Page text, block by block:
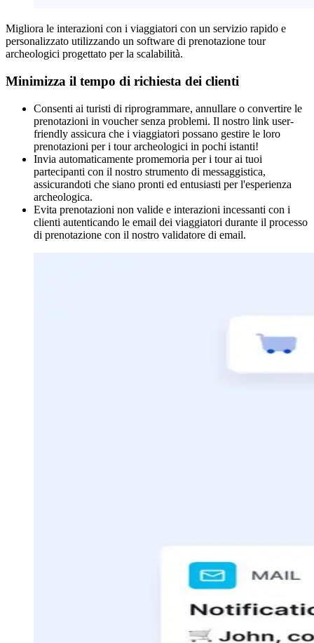
Migliora le interazioni con i viaggiatori con un servizio rapido e
personalizzato utilizzando un software di prenotazione tour
archeologici progettato per la scalabilità.
Minimizza il tempo di richiesta dei clienti
Consenti ai turisti di riprogrammare, annullare o convertire le
prenotazioni in voucher senza problemi. Il nostro link user-
friendly assicura che i viaggiatori possano gestire le loro
prenotazioni per i tour archeologici in pochi istanti!
Invia automaticamente promemoria per i tour ai tuoi
partecipanti con il nostro strumento di messaggistica,
assicurandoti che siano pronti ed entusiasti per l'esperienza
archeologica.
Evita prenotazioni non valide e interazioni incessanti con i
clienti autenticando le email dei viaggiatori durante il processo
di prenotazione con il nostro validatore di email.